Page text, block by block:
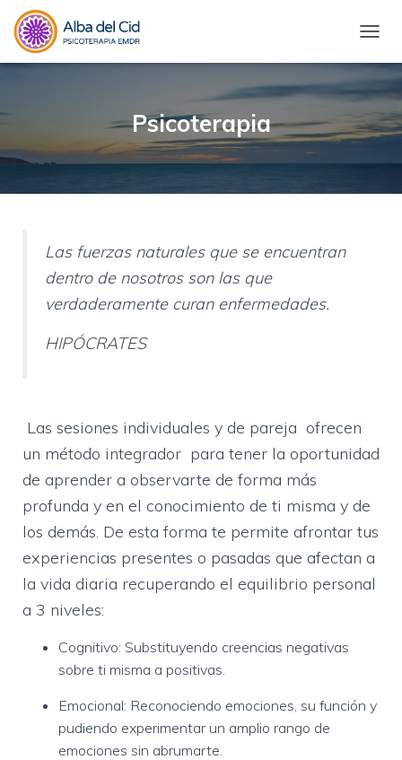
A
M
B
A
M
Psicoterapia
Las fuerzas naturales que se encuentran
dentro de nosotros son las que
verdaderamente curan enfermedades.
HIPÓCRATES
Las sesiones individuales y de pareja ofrecen
un método integrador para tener la oportunidad
de aprender a observarte de forma más
profunda y en el conocimiento de ti misma y de
los demás. De esta forma te permite afrontar tus
experiencias presentes o pasadas que afectan a
la vida diaria recuperando el equilibrio personal
a 3 niveles:
Cognitivo: Substituyendo creencias negativas
sobre ti misma a positivas.
Emocional: Reconociendo emociones, su función y
pudiendo experimentar un amplio rango de
emociones sin abrumarte.